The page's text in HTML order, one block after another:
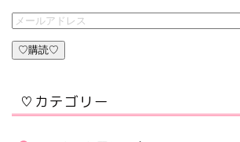
♡購読♡
♡カテゴリー